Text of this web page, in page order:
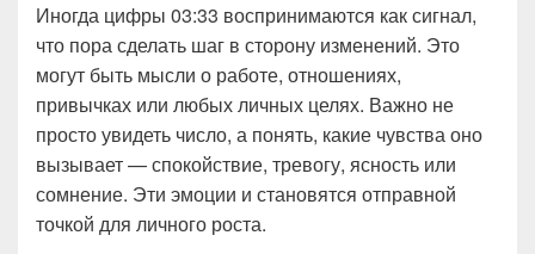
Иногда цифры 03:33 воспринимаются как сигнал,
что пора сделать шаг в сторону изменений. Это
могут быть мысли о работе, отношениях,
привычках или любых личных целях. Важно не
просто увидеть число, а понять, какие чувства оно
вызывает — спокойствие, тревогу, ясность или
сомнение. Эти эмоции и становятся отправной
точкой для личного роста.